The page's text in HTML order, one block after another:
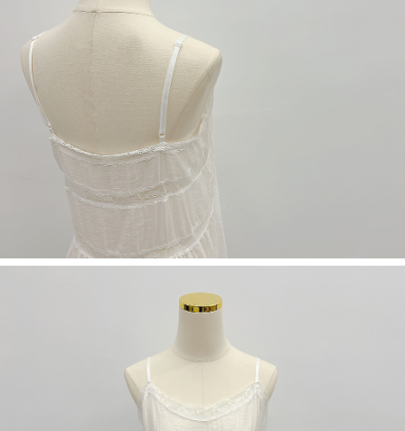
す。AFTEEの個人情報の収集、処理、利用について、詳細はAFTEE公式ホ
ームページの『個人情報の収集、処理及び利用に関する声明』をご参照く
ださい（
https://aftee.tw/privacypolicy/ ）。
AFTEEの初回ご利用の際に、審査を通過すれば、最高額がNT$10,000にな
ります。支払い期限を過ぎた場合、その金額に基づいて年利20%の遅延滞
納金が加算されます。未成年の利用者は、事前に法定代理人または後見人
の同意を得ればAFTEEをご利用いただけます。
個人情報の処理、利用について疑問がある、または関連する法律の権利を
行使したい場合は、ネットプロテクションズ
にご連絡ください。上記に示した個人情報を、必要な購入注文書とあわせ
てAFTEEにご提供いただく、またはAFTEEにあなたの個人情報の収集、処
理、利用を許可することににご同意いただけない場合は、当サービスを選
択しないでください。